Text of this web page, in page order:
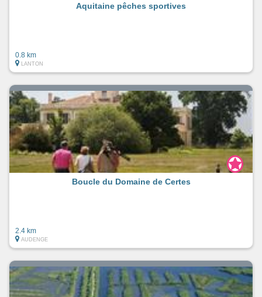
Aquitaine pêches sportives
0.8 km
LANTON
Boucle du Domaine de Certes
2.4 km
AUDENGE